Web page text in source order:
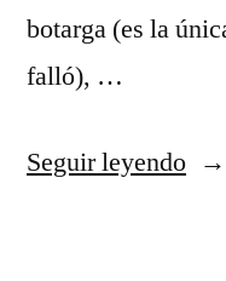
botarga (es la
falló), …
Seguir leyendo